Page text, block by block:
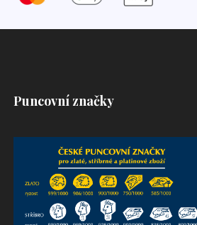
Puncovní značky